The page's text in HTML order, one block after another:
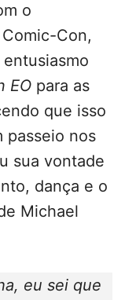
o
Con,
EO para as
que isso
passeio nos
sua vontade
dança e o
Michael
eu sei que